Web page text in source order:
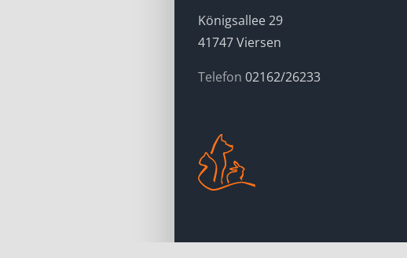
Königsallee 29
41747 Viersen
Telefon 02162/26233